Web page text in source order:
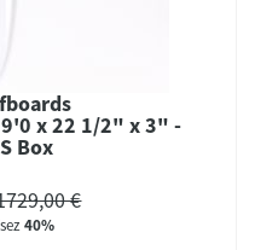
x 22 1/2" x 3" -
Box
€
40%